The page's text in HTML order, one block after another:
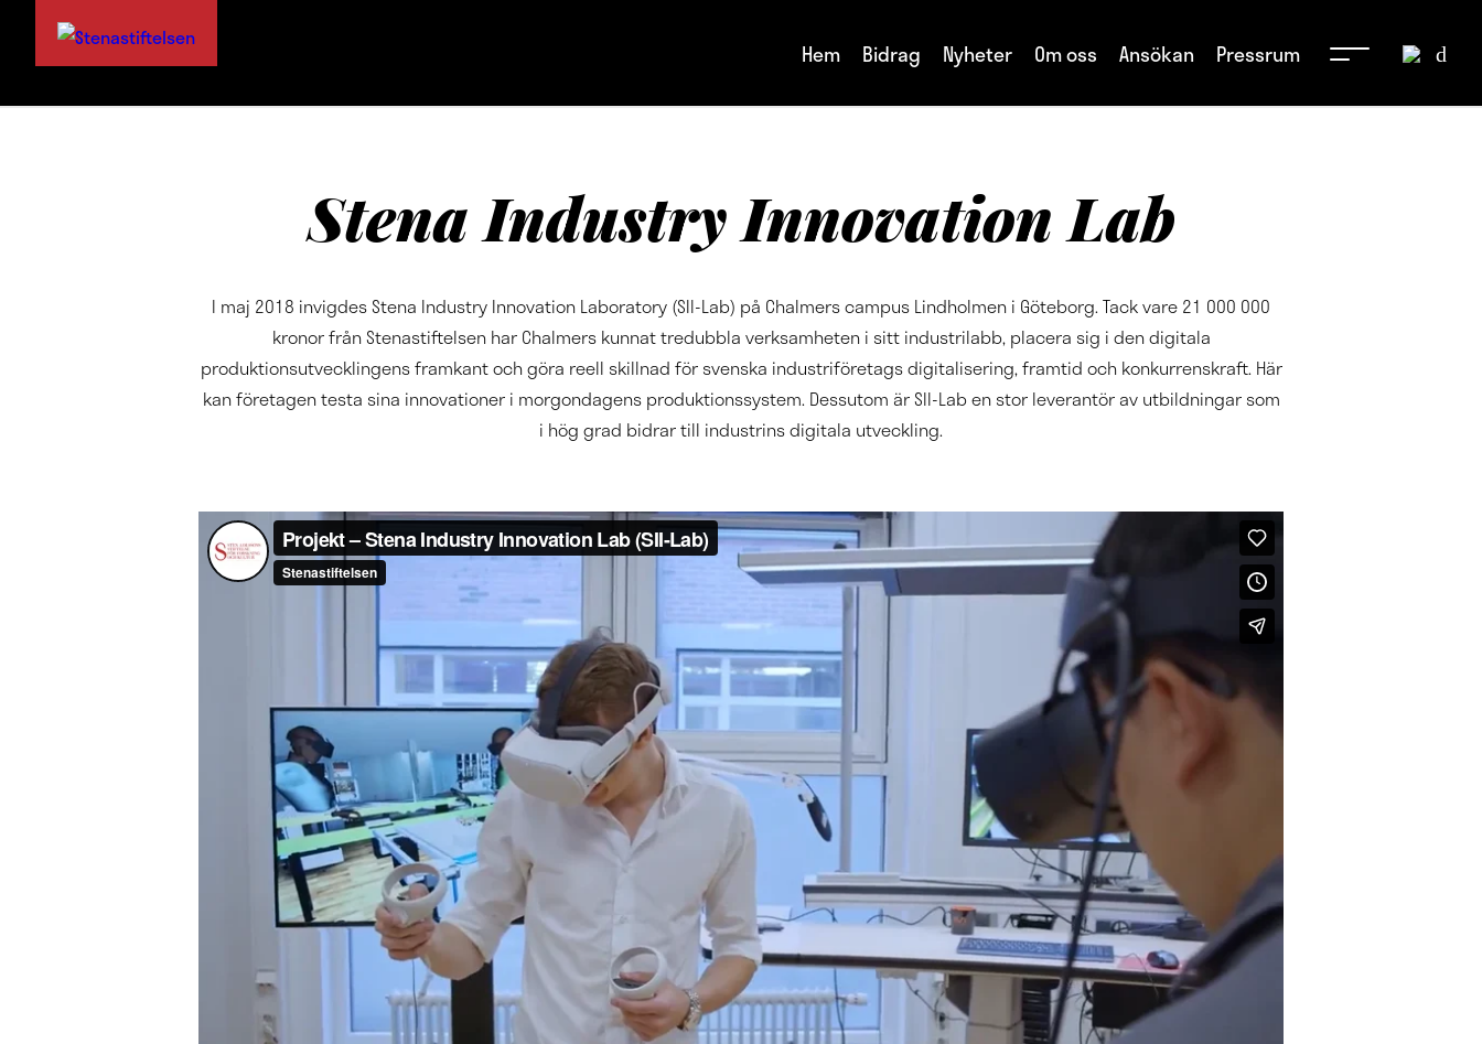
Hem Bidrag Nyheter Om oss Ansökan Pressrum
Stena Industry Innovation Lab
I maj 2018 invigdes Stena Industry Innovation Laboratory (SII-Lab) på Chalmers campus Lindholmen i Göteborg. Tack vare 21 000 000
kronor från Stenastiftelsen har Chalmers kunnat tredubbla verksamheten i sitt industrilabb, placera sig i den digitala
produktionsutvecklingens framkant och göra reell skillnad för svenska industriföretags digitalisering, framtid och konkurrenskraft. Här
kan företagen testa sina innovationer i morgondagens produktionssystem. Dessutom är SII-Lab en stor leverantör av utbildningar som
i hög grad bidrar till industrins digitala utveckling.